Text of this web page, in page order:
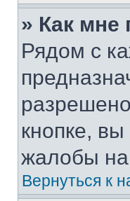
» Как мне
Рядом с
кнопке,
жалобы
Вернуться к